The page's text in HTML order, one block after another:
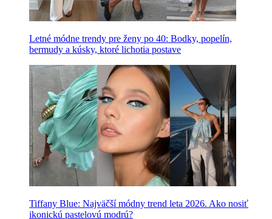
Letné módne trendy pre ženy po 40: Bodky, popelín,
bermudy a kúsky, ktoré lichotia postave
Tiffany Blue: Najväčší módny trend leta 2026. Ako nosiť
ikonickú pastelovú modrú?